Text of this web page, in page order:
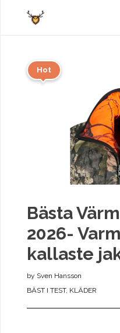
Hot
Bästa
2026-
kallaste
by Sven Hansson
BÄST I TEST, KLÄDER